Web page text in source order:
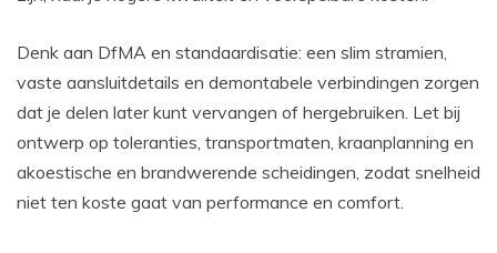
Denk aan DfMA en standaardisatie: een slim stramien,
vaste aansluitdetails en demontabele verbindingen zorgen
dat je delen later kunt vervangen of hergebruiken. Let bij
ontwerp op toleranties, transportmaten, kraanplanning en
akoestische en brandwerende scheidingen, zodat snelheid
niet ten koste gaat van performance en comfort.